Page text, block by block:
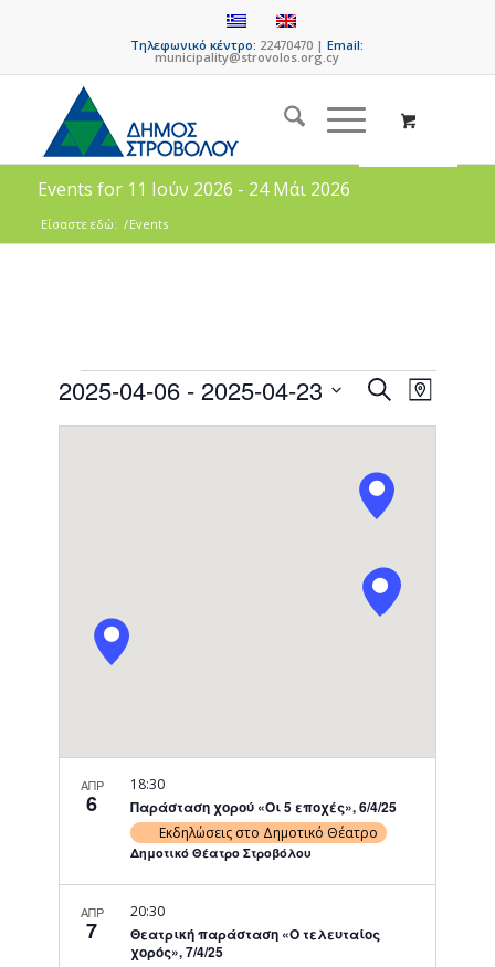
Τηλεφωνικό κέντρο: 22470470 |Email:
municipality@strovolos.org.cy
Events for 11 Ιούν 2026 - 24 Μάι 2026
Είσαστε εδώ: /Events
Events
Search
Views
SearchEvent
Views
Map
2025-04-06 - 2025-04-23
ΑΠΡ
6 Παράσταση χορού «Οι 5 εποχές», 6/4/25
18:30
Εκδηλώσεις στο Δημοτικό Θέατρο
Δημοτικό Θέατρο Στροβόλου
ΑΠΡ
7
Θεατρική παράσταση «Ο τελευταίος
χορός», 7/4/25
20:30